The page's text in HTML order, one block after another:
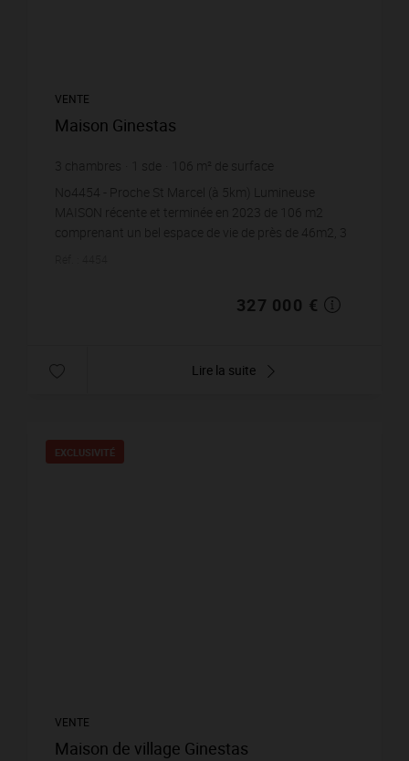
VENTE
Maison Ginestas
3 chambres sde 106 m² de surface
424m² de terrain 3 084,91 €
No4454 - Proche St Marcel (à 5km) Lumineuse
MAISON récente et terminée en 2023 de 106 m2
comprenant un bel espace de vie de près de 46m2, 3
327 000 €
Lire la suite
EXCLUSIVITÉ
VENTE
Maison de village Ginestas